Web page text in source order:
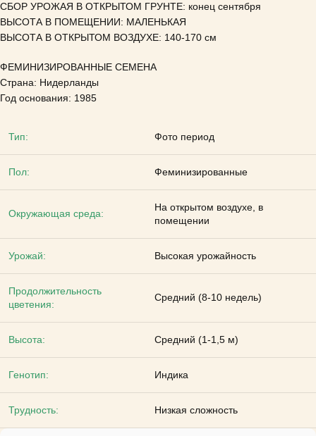
СБОР УРОЖАЯ В ОТКРЫТОМ ГРУНТЕ: конец сентября
ВЫСОТА В ПОМЕЩЕНИИ: МАЛЕНЬКАЯ
ВЫСОТА В ОТКРЫТОМ ВОЗДУХЕ: 140-170 см
ФЕМИНИЗИРОВАННЫЕ СЕМЕНА
Страна: Нидерланды
Год основания: 1985
Тип: Фото период
Пол: Феминизированные
Окружающая среда:
На открытом воздухе, в
помещении
Урожай: Высокая урожайность
Продолжительность
цветения:
Средний (8-10 недель)
Высота: Средний (1-1,5 м)
Генотип: Индика
Трудность: Низкая сложность